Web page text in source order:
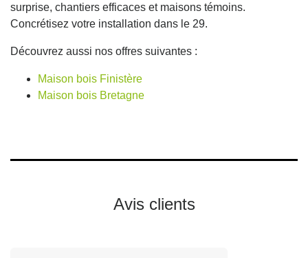
surprise, chantiers efficaces et maisons témoins.
Concrétisez votre installation dans le 29.
Découvrez aussi nos offres suivantes :
Maison bois Finistère
Maison bois Bretagne
Avis clients